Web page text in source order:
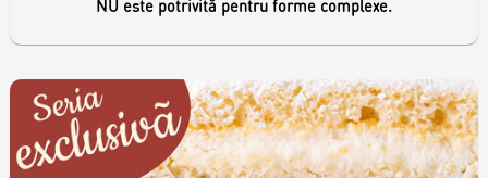
NU este potrivită pentru forme complexe.